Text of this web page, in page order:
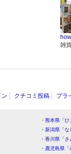
雑
ン クチコミ投稿 プラ
・熊本県「
・新潟県「
・香川県「
・鹿児島県